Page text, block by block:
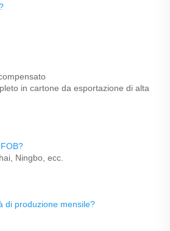
in cartone da esportazione di alta
Ningbo, ecc.
di produzione mensile?